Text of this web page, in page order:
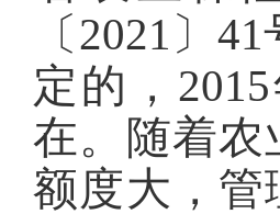
〔2021〕
定的，
在。随着农
额度大，管